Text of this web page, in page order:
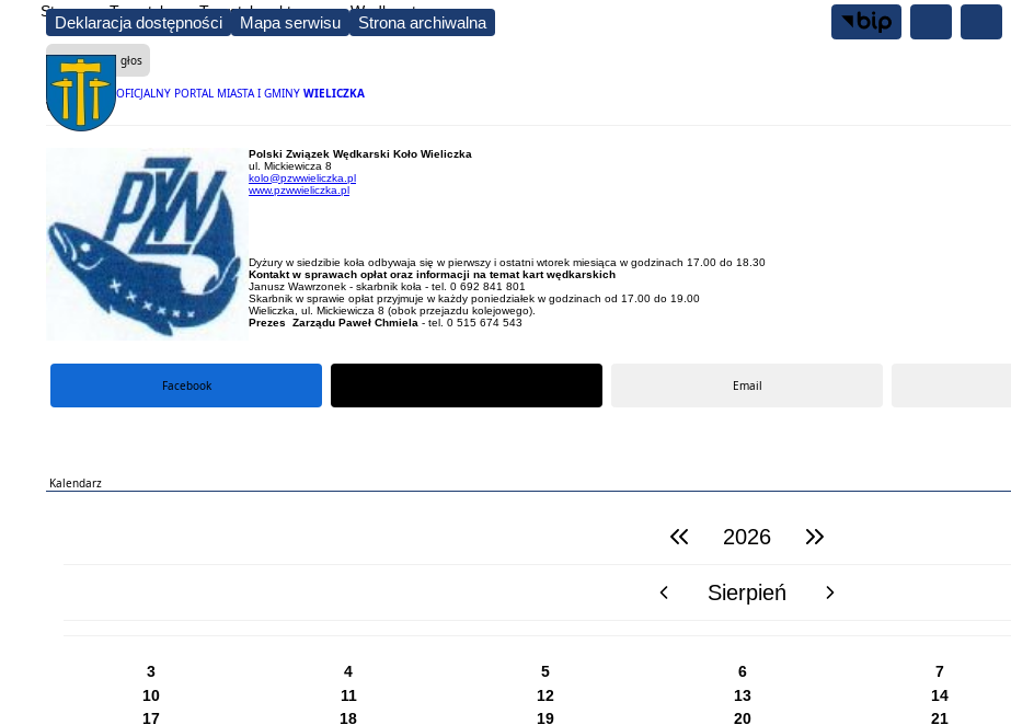
Deklaracja dostępności Mapa serwisu Strona archiwalna
OFICJALNY PORTAL MIASTA I GMINY WIELICZKA
Strona Turystyka Turystyka aktywna Wędkarstwo
Czytaj na głos
Wędkarstwo
Polski Związek Wędkarski Koło Wieliczka
ul. Mickiewicza 8
kolo@pzwwieliczka.pl
www.pzwwieliczka.pl
Dyżury w siedzibie koła odbywaja się w pierwszy i ostatni wtorek miesiąca w godzinach 17.00 do 18.30
Kontakt w sprawach opłat oraz informacji na temat kart wędkarskich
Janusz Wawrzonek - skarbnik koła - tel. 0 692 841 801
Skarbnik w sprawie opłat przyjmuje w każdy poniedziałek w godzinach od 17.00 do 19.00
Wieliczka, ul. Mickiewicza 8 (obok przejazdu kolejowego).
Prezes Zarządu Paweł Chmiela - tel. 0 515 674 543
Facebook Email
Kalendarz
poprzedni rok2026 następny rok
poprzedni miesiącSierpień następny miesiąc
3
4 5 6 7
10
11 12 13 14
17
18 19 20 21